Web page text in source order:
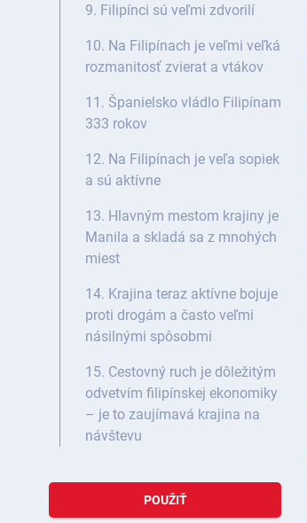
9. Filipínci sú veľmi zdvorilí
10. Na Filipínach je veľmi veľká
rozmanitosť zvierat a vtákov
11. Španielsko vládlo Filipínam
333 rokov
12. Na Filipínach je veľa sopiek
a sú aktívne
13. Hlavným mestom krajiny je
Manila a skladá sa z mnohých
miest
14. Krajina teraz aktívne bojuje
proti drogám a často veľmi
násilnými spôsobmi
15. Cestovný ruch je dôležitým
odvetvím filipínskej ekonomiky
– je to zaujímavá krajina na
návštevu
POUŽIŤ